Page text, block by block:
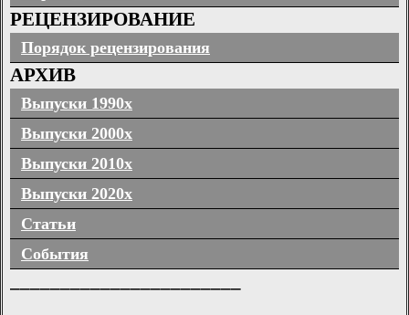
РЕЦЕНЗИРОВАНИЕ
Порядок рецензирования
АРХИВ
Выпуски 1990х
Выпуски 2000х
Выпуски 2010х
Выпуски 2020х
Статьи
События